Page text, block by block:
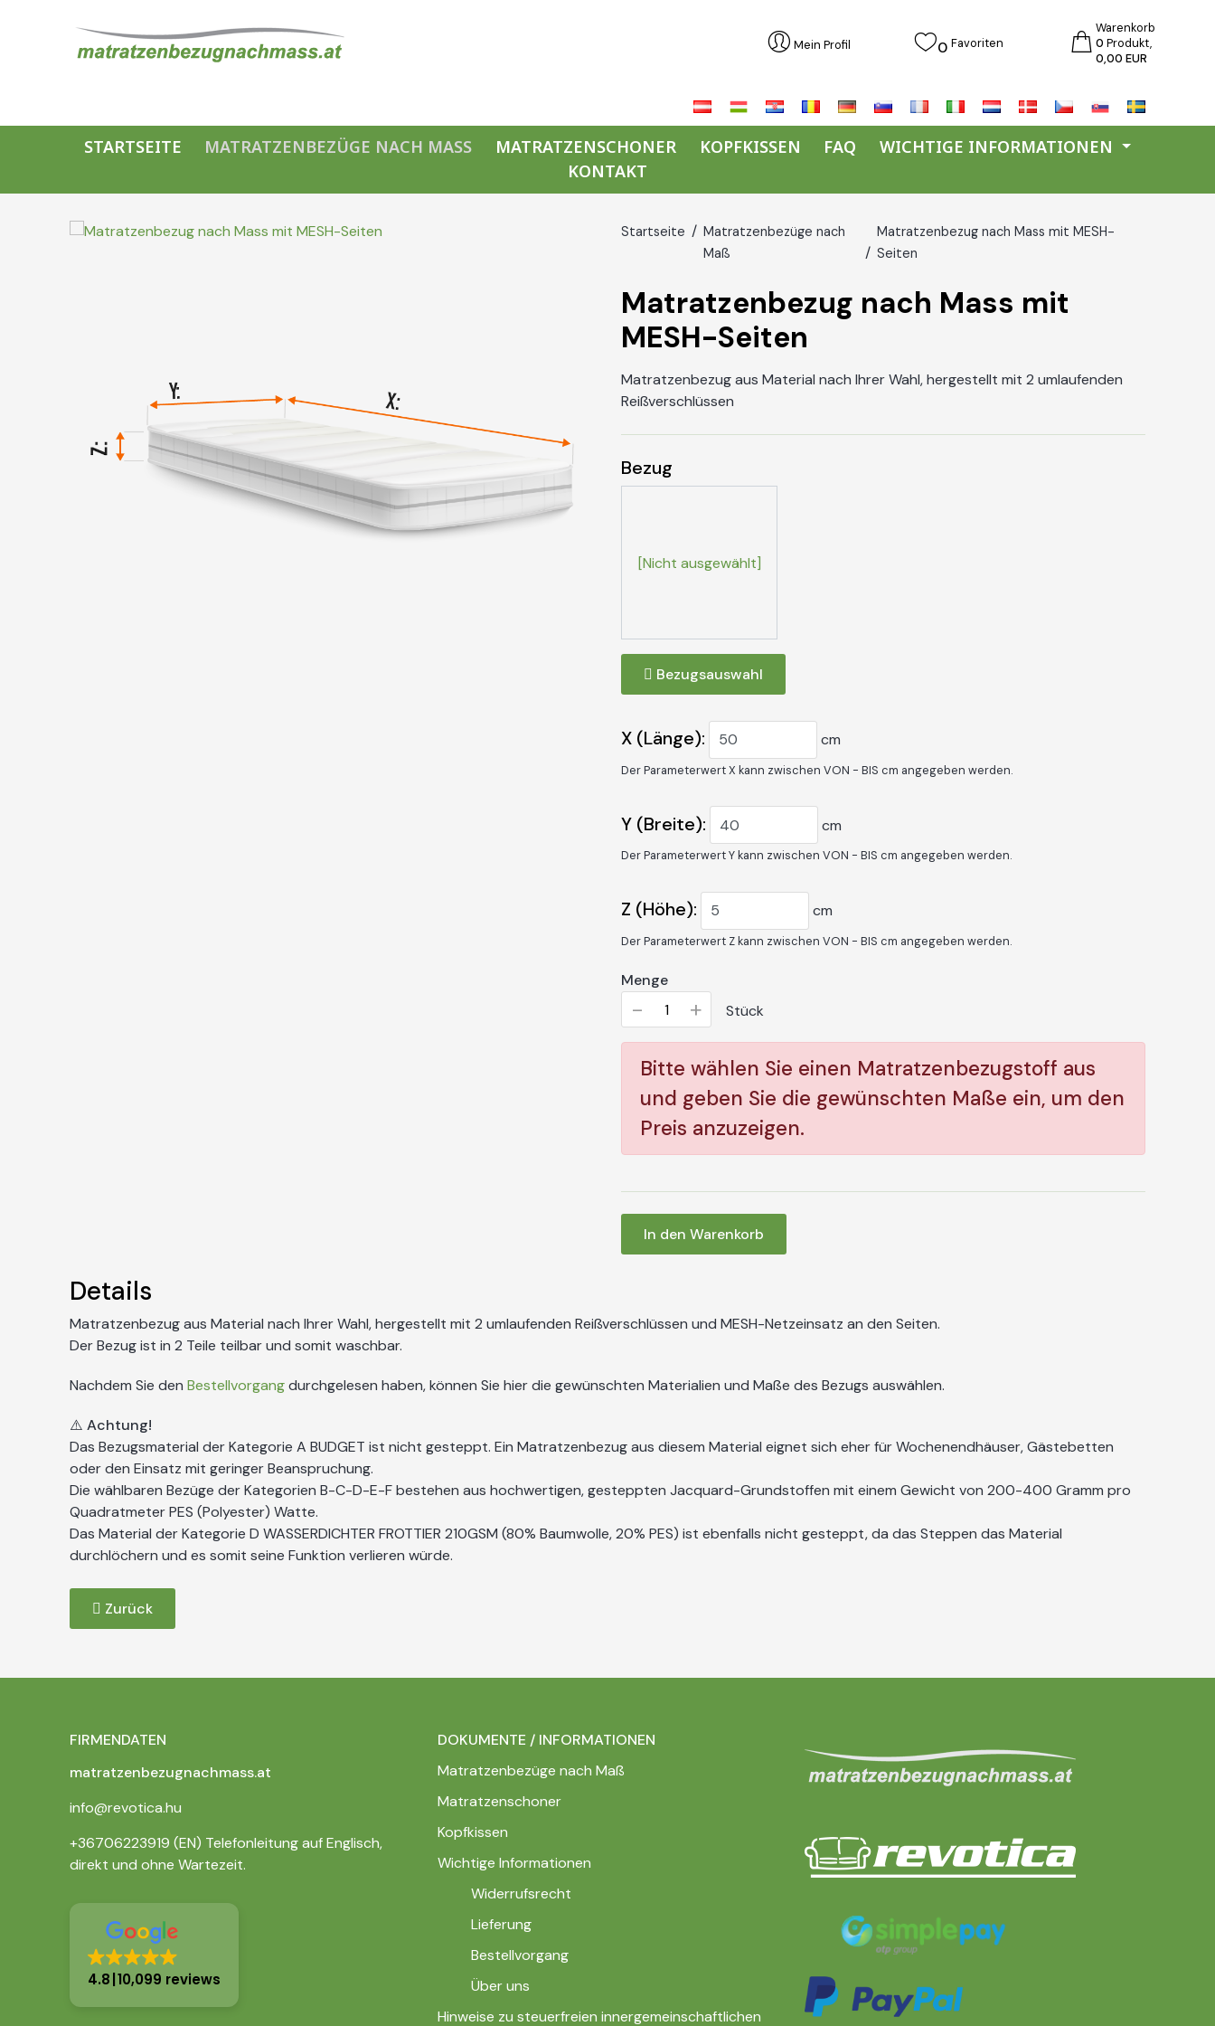
Warenkorb
0 Produkt,
0,00 EUR
0 Favoriten
Mein Profil
STARTSEITE MATRATZENBEZÜGE NACH MASS MATRATZENSCHONER KOPFKISSEN FAQ
WICHTIGE INFORMATIONEN
KONTAKT
Startseite
Matratzenbezüge nach
Maß
Matratzenbezug nach Mass mit MESH-
Seiten
Matratzenbezug nach Mass mit
MESH-Seiten
Matratzenbezug aus Material nach Ihrer Wahl, hergestellt mit 2 umlaufenden
Reißverschlüssen
Bezug
[Nicht ausgewählt]
Bezugsauswahl
X (Länge): cm
Der Parameterwert X kann zwischen VON - BIS cm angegeben werden.
Y (Breite): cm
Der Parameterwert Y kann zwischen VON - BIS cm angegeben werden.
Z (Höhe): cm
Der Parameterwert Z kann zwischen VON - BIS cm angegeben werden.
Menge
+
- Stück
Bitte wählen Sie einen Matratzenbezugstoff aus
und geben Sie die gewünschten Maße ein, um den
Preis anzuzeigen.
In den Warenkorb
Details
Matratzenbezug aus Material nach Ihrer Wahl, hergestellt mit 2 umlaufenden Reißverschlüssen und MESH-Netzeinsatz an den Seiten.
Der Bezug ist in 2 Teile teilbar und somit waschbar.
Nachdem Sie den Bestellvorgangdurchgelesen haben, können Sie hier die gewünschten Materialien und Maße des Bezugs auswählen.
⚠️ Achtung!
Das Bezugsmaterial der Kategorie A BUDGET ist nicht gesteppt. Ein Matratzenbezug aus diesem Material eignet sich eher für Wochenendhäuser, Gästebetten
oder den Einsatz mit geringer Beanspruchung.
Die wählbaren Bezüge der Kategorien B-C-D-E-F bestehen aus hochwertigen, gesteppten Jacquard-Grundstoffen mit einem Gewicht von 200-400 Gramm pro
Quadratmeter PES (Polyester) Watte.
Das Material der Kategorie D WASSERDICHTER FROTTIER 210GSM (80% Baumwolle, 20% PES) ist ebenfalls nicht gesteppt, da das Steppen das Material
durchlöchern und es somit seine Funktion verlieren würde.
Zurück
FIRMENDATEN
matratzenbezugnachmass.at
info@revotica.hu
+36706223919 (EN) Telefonleitung auf Englisch,
direkt und ohne Wartezeit.
4.8 10,099 reviews
DOKUMENTE / INFORMATIONEN
Matratzenbezüge nach Maß
Matratzenschoner
Kopfkissen
Wichtige Informationen
Widerrufsrecht
Lieferung
Bestellvorgang
Über uns
Hinweise zu steuerfreien innergemeinschaftlichen